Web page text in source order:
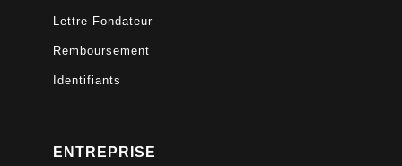
Lettre Fondateur
Remboursement
Identifiants
ENTREPRISE